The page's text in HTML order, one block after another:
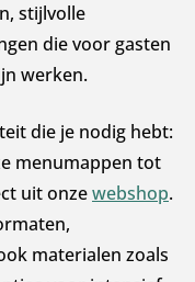
stijlvolle
die voor gasten
werken.
die je nodig hebt:
menumappen tot
uit onzewebshop.
materialen zoals